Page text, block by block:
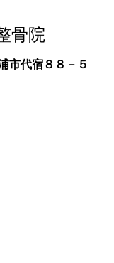
骨院
市代宿８８－５